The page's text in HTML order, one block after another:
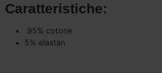
Caratteristiche:
95% cotone
5% elastan